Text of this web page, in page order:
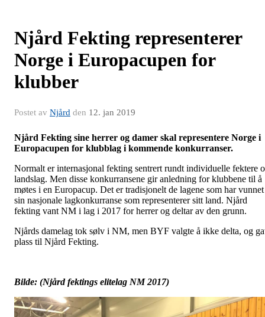
Njård Fekting representerer
Norge i Europacupen for
klubber
Postet av Njård den 12. jan 2019
Njård Fekting sine herrer og damer skal representere Norge i
Europacupen for klubblag i kommende konkurranser.
Normalt er internasjonal fekting sentrert rundt individuelle fektere
landslag. Men disse konkurransene gir anledning for klubbene til å
møtes i en Europacup. Det er tradisjonelt de lagene som har vunnet
sin nasjonale lagkonkurranse som representerer sitt land. Njård
fekting vant NM i lag i 2017 for herrer og deltar av den grunn.
Njårds damelag tok sølv i NM, men BYF valgte å ikke delta, og
plass til Njård Fekting.
Bilde: (Njård fektings elitelag NM 2017)